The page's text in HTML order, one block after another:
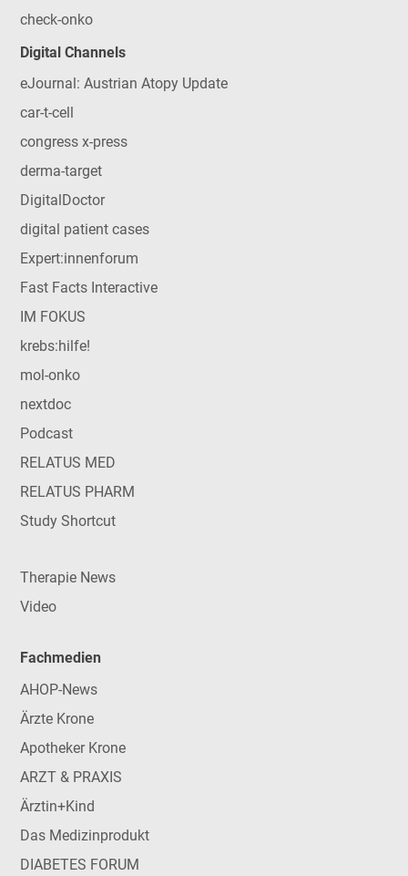
check-onko
Digital Channels
eJournal: Austrian Atopy Update
car-t-cell
congress x-press
derma-target
DigitalDoctor
digital patient cases
Expert:innenforum
Fast Facts Interactive
IM FOKUS
krebs:hilfe!
mol-onko
nextdoc
Podcast
RELATUS MED
RELATUS PHARM
Study Shortcut
Therapie News
Video
Fachmedien
AHOP-News
Ärzte Krone
Apotheker Krone
ARZT & PRAXIS
Ärztin+Kind
Das Medizinprodukt
DIABETES FORUM